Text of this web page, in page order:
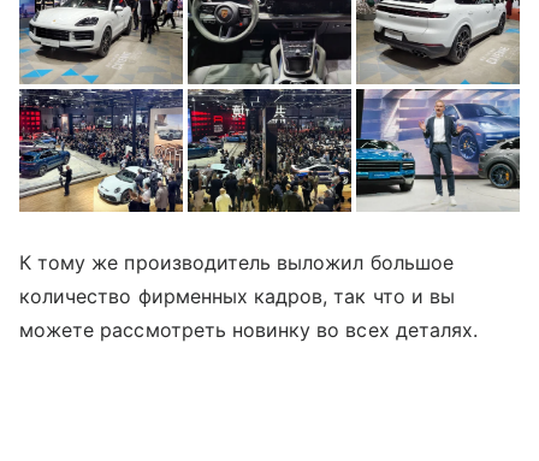
К тому же производитель выложил большое
количество фирменных кадров, так что и вы
можете рассмотреть новинку во всех деталях.